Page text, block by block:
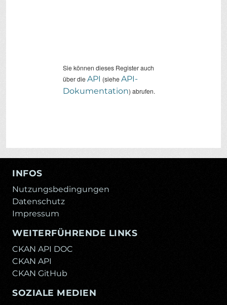
Sie können dieses Register auch
über dieAPI (sieheAPI-
Dokumentation) abrufen.
INFOS
Nutzungsbedingungen
Datenschutz
Impressum
WEITERFÜHRENDE LINKS
CKAN API DOC
CKAN API
CKAN GitHub
SOZIALE MEDIEN